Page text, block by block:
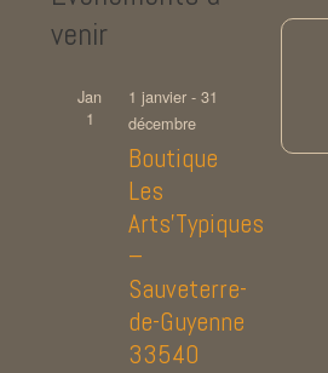
venir
Jan
1
1 janvier - 31
décembre
Boutique
Les
Arts’Typiques
–
Sauveterre-
de-Guyenne
33540